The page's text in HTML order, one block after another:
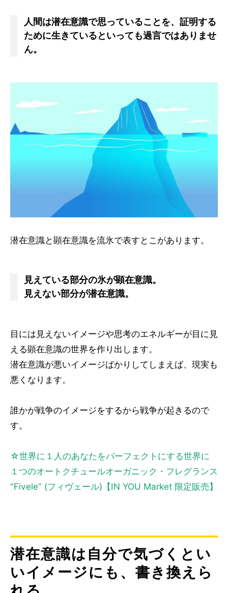
人間は潜在意識で思っていることを、証明する
ために生きているといっても過言ではありませ
ん。
潜在意識と顕在意識を流氷で表すとこがあります。
見えている部分の氷が顕在意識。
見えない部分が潜在意識。
目には見えないイメージや思考のエネルギーが目に見
える顕在意識の世界を作り出します。
潜在意識が悪いイメージばかりしてしまえば、現実も
悪くなります。
誰かが戦争のイメージをするから戦争が起きるので
す。
☆世界に１人のあなたをパーフェクトにする世界に
１つのオートクチュールオーガニック・フレグランス
”Fivele” (フィヴェール)【IN YOU Market 限定販売】
潜在意識は自分で気づくとい
いイメージにも、書き換えら